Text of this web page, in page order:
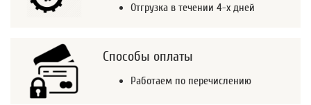
Отгрузка в течении 4-х дней
Способы оплаты
Работаем по перечислению